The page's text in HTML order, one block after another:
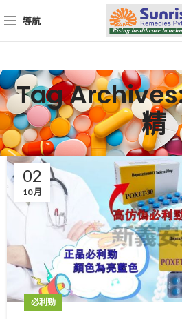
導航
Tag
精
02
10 月
必利勁